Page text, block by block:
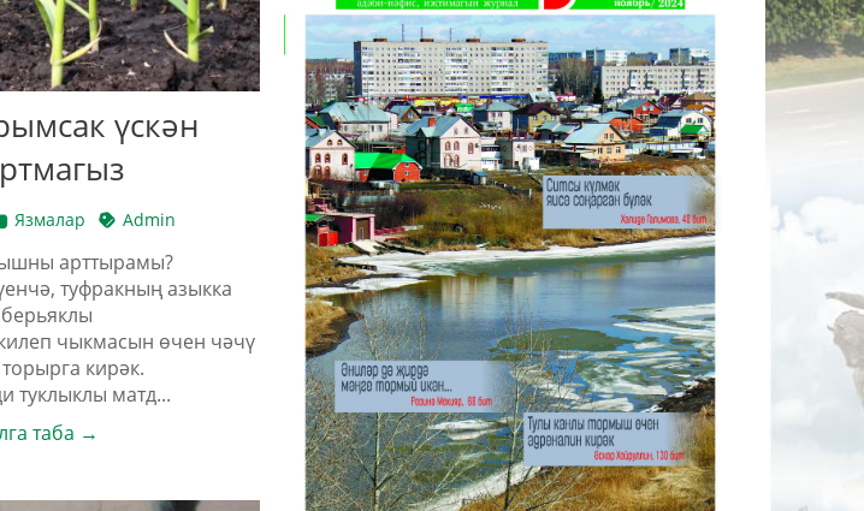
үскән
Язмалар Admin
арттырамы?
туфракның азыкка
чыкмасын өчен чәчү
кирәк.
туклыклы матд...
таба →